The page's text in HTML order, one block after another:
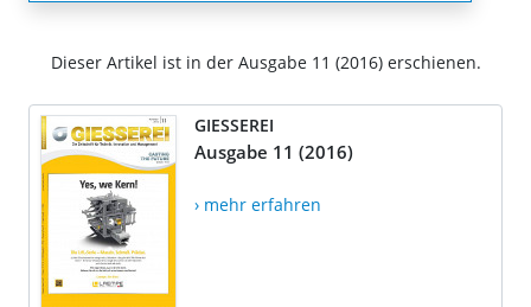
Dieser Artikel ist in der Ausgabe 11 (2016) erschienen.
GIESSEREI
Ausgabe 11 (2016)
› mehr erfahren